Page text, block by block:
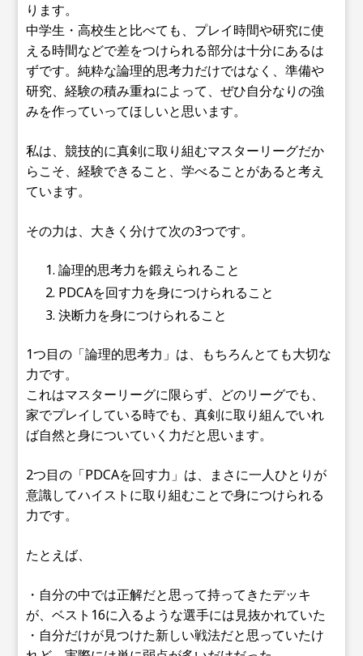
ります。
中学生・高校生と比べても、プレイ時間や研究に使
える時間などで差をつけられる部分は十分にあるは
ずです。純粋な論理的思考力だけではなく、準備や
研究、経験の積み重ねによって、ぜひ自分なりの強
みを作っていってほしいと思います。
私は、競技的に真剣に取り組むマスターリーグだか
らこそ、経験できること、学べることがあると考え
ています。
その力は、大きく分けて次の3つです。
論理的思考力を鍛えられること
PDCAを回す力を身につけられること
決断力を身につけられること
1つ目の「論理的思考力」は、もちろんとても大切な
力です。
これはマスターリーグに限らず、どのリーグでも、
家でプレイしている時でも、真剣に取り組んでいれ
ば自然と身についていく力だと思います。
2つ目の「PDCAを回す力」は、まさに一人ひとりが
意識してハイストに取り組むことで身につけられる
力です。
たとえば、
・自分の中では正解だと思って持ってきたデッキ
が、ベスト16に入るような選手には見抜かれていた
・自分だけが見つけた新しい戦法だと思っていたけ